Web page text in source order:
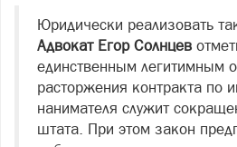
Юридически реализовать
Адвокат Егор Солнцев
единственным легитимным
расторжения контракта по
нанимателя служит
штата. При этом закон